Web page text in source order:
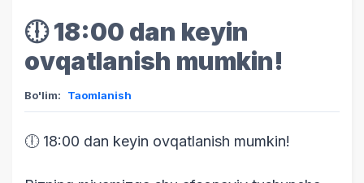
🕕 18:00 dan keyin
ovqatlanish mumkin!
Bo'lim: Taomlanish
🕕 18:00 dan keyin ovqatlanish mumkin!